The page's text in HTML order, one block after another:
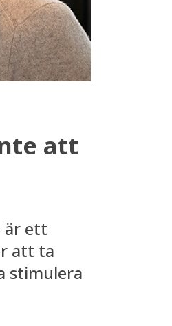
att
är ett
att ta
stimulera